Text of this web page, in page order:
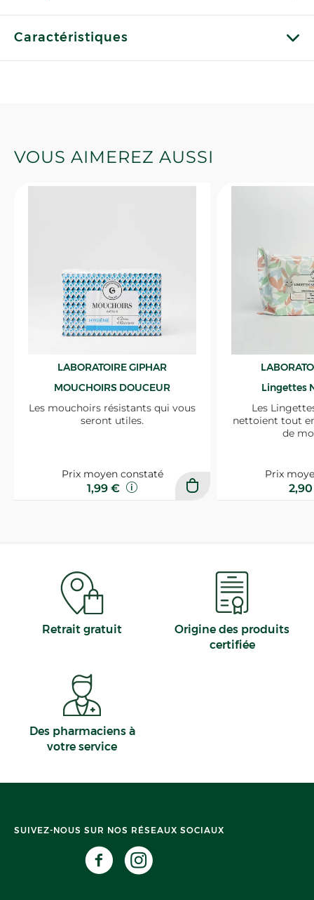
Caractéristiques
VOUS AIMEREZ AUSSI
LABORATOIRE GIPHAR
MOUCHOIRS DOUCEUR
Les mouchoirs résistants qui vous
seront utiles.
Prix moyen constaté
1,99 €
Lingettes
Les
nettoient tout
de
Prix
Retrait gratuit
Origine des produits
certifiée
Des pharmaciens à
votre service
SUIVEZ-NOUS SUR NOS RÉSEAUX SOCIAUX